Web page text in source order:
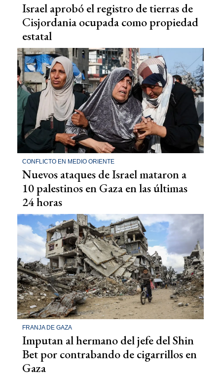
Israel aprobó el registro de tierras de
Cisjordania ocupada como propiedad
estatal
CONFLICTO EN MEDIO ORIENTE
Nuevos ataques de Israel mataron a
10 palestinos en Gaza en las últimas
24 horas
FRANJA DE GAZA
Imputan al hermano del jefe del Shin
Bet por contrabando de cigarrillos en
Gaza